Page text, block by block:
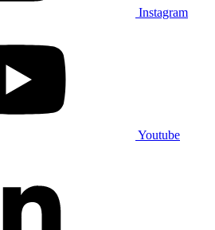
Instagram
Youtube